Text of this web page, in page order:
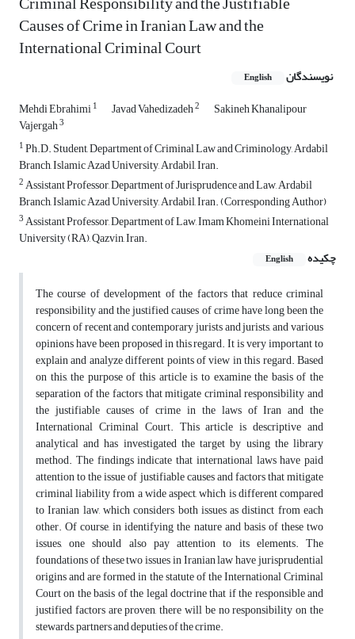
Causes of Crime in Iranian Law and the
International Criminal Court
نویسندگان English
Mehdi Ebrahimi1 Javad Vahedizadeh2 Sakineh Khanalipour
Vajergah3
1Ph.D. Student, Department of Criminal Law and Criminology, Ardabil
Branch, Islamic Azad University, Ardabil, Iran.
2Assistant Professor, Department of Jurisprudence and Law, Ardabil
Branch, Islamic Azad University, Ardabil, Iran. (Corresponding Author)
3Assistant Professor, Department of Law, Imam Khomeini International
University (RA), Qazvin, Iran.
چکیده
English
The course of development of the factors that reduce criminal
responsibility and the justified causes of crime have long been the
concern of recent and contemporary jurists and jurists, and various
opinions have been proposed in this regard. It is very important to
explain and analyze different points of view in this regard. Based
on this, the purpose of this article is to examine the basis of the
separation of the factors that mitigate criminal responsibility and
the justifiable causes of crime in the laws of Iran and the
International Criminal Court. This article is descriptive and
analytical and has investigated the target by using the library
method. The findings indicate that international laws have paid
attention to the issue of justifiable causes and factors that mitigate
criminal liability from a wide aspect, which is different compared
to Iranian law, which considers both issues as distinct from each
other. Of course, in identifying the nature and basis of these two
issues, one should also pay attention to its elements. The
foundations of these two issues in Iranian law have jurisprudential
origins and are formed in the statute of the International Criminal
Court on the basis of the legal doctrine that if the responsible and
justified factors are proven, there will be no responsibility on the
stewards, partners and deputies of the crime.